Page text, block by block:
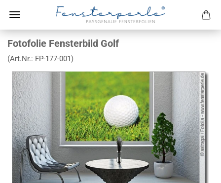
Fotofolie Fensterbild Golf
(Art.Nr.: FP-177-001)